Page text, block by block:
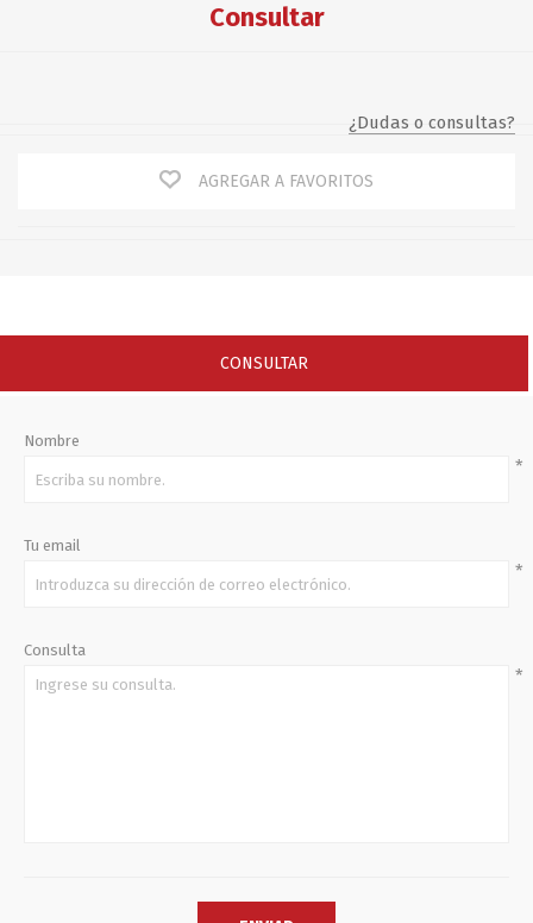
Consultar
¿Dudas o consultas?
AGREGAR A FAVORITOS
CONSULTAR
Nombre
*
Tu email
*
Consulta
*